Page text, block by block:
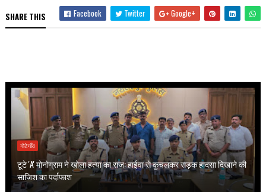
SHARE THIS Facebook Twitter Google+
गोटेगाँव
टूटे 'A' मोनोग्राम ने खोला हत्या का राज: हाईवा से कुचलकर सड़क हादसा दिखाने की
साजिश का पर्दाफाश